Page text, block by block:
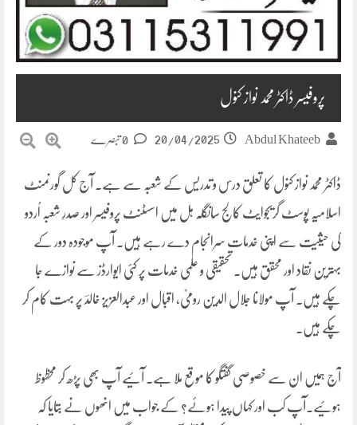
پروفیسر ڈاکٹر محمد نواز کنول
Abdul Khateeb
20/04/2025
ڈاکٹر محمد نواز کنول کا تعلق درس و تدریس کے شعبہ سے ہے۔ آج کل گورنمنٹ
اسلامیہ پوسٹ گریجوایٹ کالج سانگلہ ہل میں اسسٹنٹ پروفیسر اور صدرِ شعبہ اُردو
کی حیثیت سے اپنی خدمات سرانجام دے رہے ہیں۔ آپ موجودہ دور کے
بہترین نقاد اور محقق ہیں۔ تحقیقی و علمی خدمات پر کئی ایوارڈز سے نوازے جا
چکے ہیں۔ آپ مولانا جلال الدین رومیؒ، اقبال اور عبدالعزیز خالدؔ پر بہت کام کر
چکے ہیں۔
آج ہمیں ان سے خصوصی گفتگو کا موقع ملا ہے۔ آئیے آپ بھی پڑھ کر محظوظ
ہوئیے۔آپ کب اور کہاں پیدا ہوئے؟ کے جواب میں انھوں نے بتایا کہ